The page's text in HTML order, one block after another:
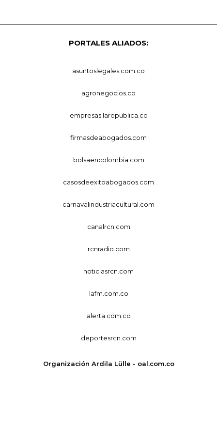
PORTALES ALIADOS:
asuntoslegales.com.co
agronegocios.co
empresas.larepublica.co
firmasdeabogados.com
bolsaencolombia.com
casosdeexitoabogados.com
carnavalindustriacultural.com
canalrcn.com
rcnradio.com
noticiasrcn.com
lafm.com.co
alerta.com.co
deportesrcn.com
Organización Ardila Lülle - oal.com.co